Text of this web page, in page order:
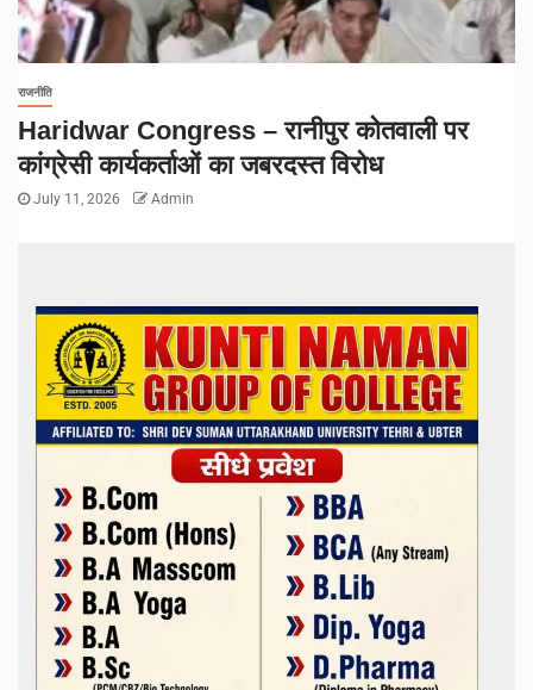
राजनीति
Haridwar Congress – रानीपुर कोतवाली पर
कांग्रेसी कार्यकर्ताओं का जबरदस्त विरोध
July 11, 2026 Admin